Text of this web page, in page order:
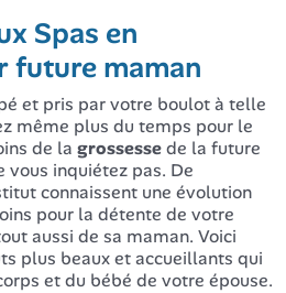
Spas en
future maman
et pris par votre boulot à telle
même plus du temps pour le
de la grossessede la future
vous inquiétez pas. De
connaissent une évolution
pour la détente de votre
aussi de sa maman. Voici
plus beaux et accueillants qui
et du bébé de votre épouse.